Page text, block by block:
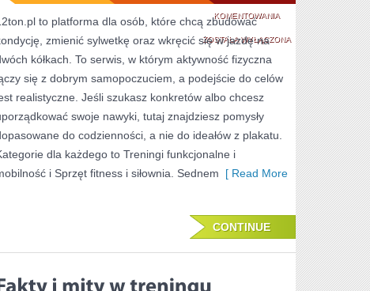
KOMENTOWANIAROWER
I
KOLARSTWO
ZOSTAŁA WYŁĄCZONA
to platforma dla osób, które chcą zbudować
zmienić sylwetkę oraz wkręcić się w jazdę na
kółkach. To serwis, w którym aktywność fizyczna
się z dobrym samopoczuciem, a podejście do celów
realistyczne. Jeśli szukasz konkretów albo chcesz
swoje nawyki, tutaj znajdziesz pomysły
do codzienności, a nie do ideałów z plakatu.
dla każdego to Treningi funkcjonalne i
i Sprzęt fitness i siłownia. Sednem [ Read More
CONTINUE